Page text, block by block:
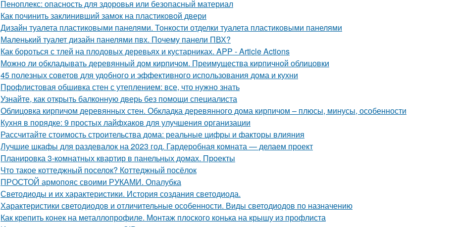
Пеноплекс: опасность для здоровья или безопасный материал
Как починить заклинивший замок на пластиковой двери
Дизайн туалета пластиковыми панелями. Тонкости отделки туалета пластиковыми панелями
Маленький туалет дизайн панелями пвх. Почему панели ПВХ?
Как бороться с тлей на плодовых деревьях и кустарниках. APP - Article Actions
Можно ли обкладывать деревянный дом кирпичом. Преимущества кирпичной облицовки
45 полезных советов для удобного и эффективного использования дома и кухни
Профлистовая обшивка стен с утеплением: все, что нужно знать
Узнайте, как открыть балконную дверь без помощи специалиста
Облицовка кирпичом деревянных стен. Обкладка деревянного дома кирпичом – плюсы, минусы, особенности
Кухня в порядке: 9 простых лайфхаков для улучшения организации
Рассчитайте стоимость строительства дома: реальные цифры и факторы влияния
Лучшие шкафы для раздевалок на 2023 год. Гардеробная комната — делаем проект
Планировка 3-комнатных квартир в панельных домах. Проекты
Что такое коттеджный поселок? Коттеджный посёлок
ПРОСТОЙ армопояс своими РУКАМИ. Опалубка
Светодиоды и их характеристики. История создания светодиода.
Характеристики светодиодов и отличительные особенности. Виды светодиодов по назначению
Как крепить конек на металлопрофиле. Монтаж плоского конька на крышу из профлиста